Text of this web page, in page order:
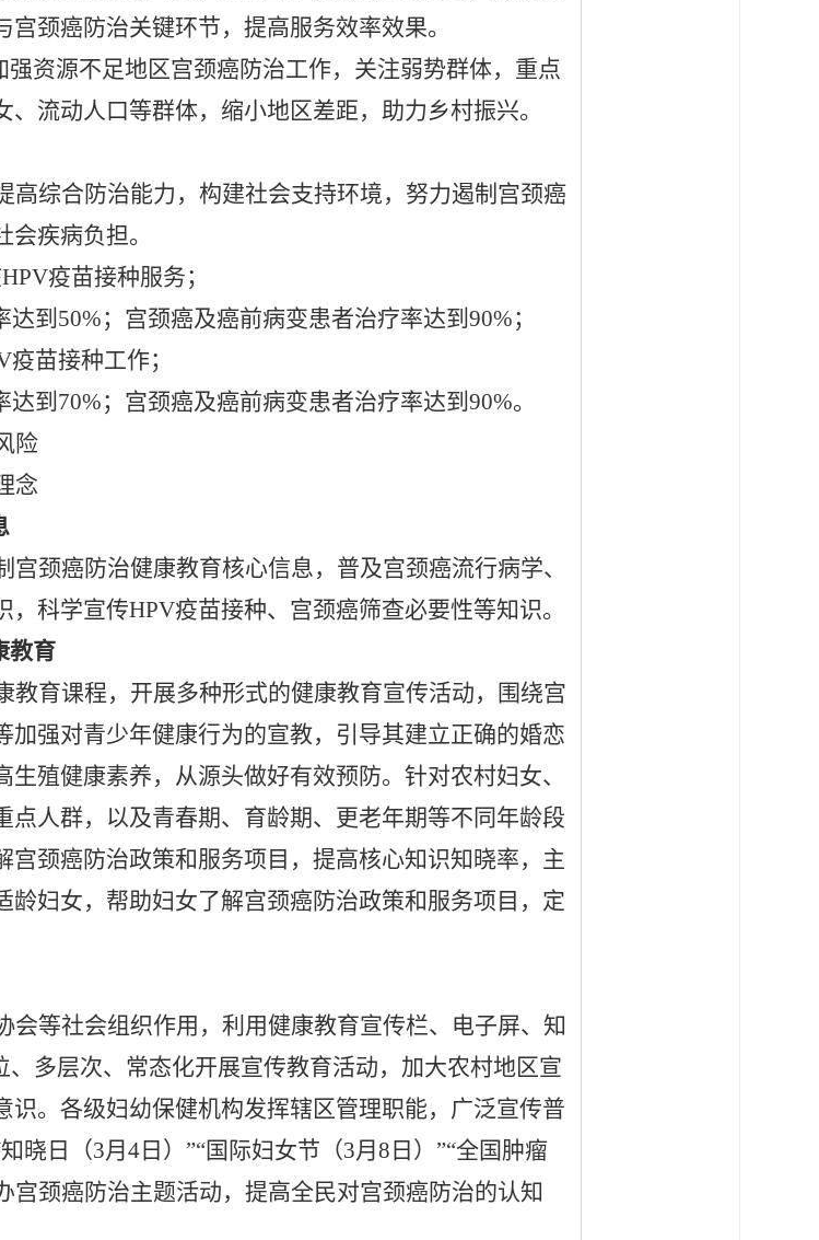
颈癌防治关键环节，提高服务效率效果。
强资源不足地区宫颈癌防治工作，关注弱势群体，重点
流动人口等群体，缩小地区差距，助力乡村振兴。
高综合防治能力，构建社会支持环境，努力遏制宫颈癌
疾病负担。
HPV疫苗接种服务；
到50%；宫颈癌及癌前病变患者治疗率达到90%；
苗接种工作；
到70%；宫颈癌及癌前病变患者治疗率达到90%。
险
念
颈癌防治健康教育核心信息，普及宫颈癌流行病学、
，科学宣传HPV疫苗接种、宫颈癌筛查必要性等知识。
教育
教育课程，开展多种形式的健康教育宣传活动，围绕宫
加强对青少年健康行为的宣教，引导其建立正确的婚恋
殖健康素养，从源头做好有效预防。针对农村妇女、
人群，以及青春期、育龄期、更老年期等不同年龄段
颈癌防治政策和服务项目，提高核心知识知晓率，主
妇女，帮助妇女了解宫颈癌防治政策和服务项目，定
会等社会组织作用，利用健康教育宣传栏、电子屏、知
、多层次、常态化开展宣传教育活动，加大农村地区宣
。各级妇幼保健机构发挥辖区管理职能，广泛宣传普
晓日（3月4日）”“国际妇女节（3月8日）”“全国肿瘤
颈癌防治主题活动，提高全民对宫颈癌防治的认知